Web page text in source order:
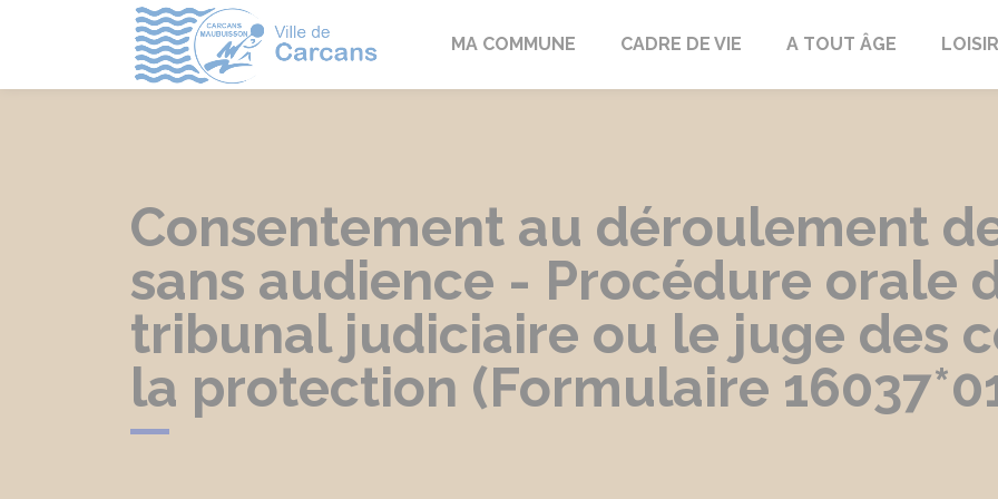
CarcansMA COMMUNE CADRE DE VIE A TOUT ÂGE
Consentement au déroulement
sans audience - Procédure orale
tribunal judiciaire ou le juge des
la protection (Formulaire